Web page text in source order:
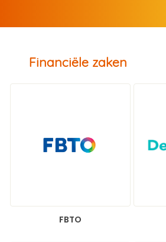
Financiële zaken
FBTO